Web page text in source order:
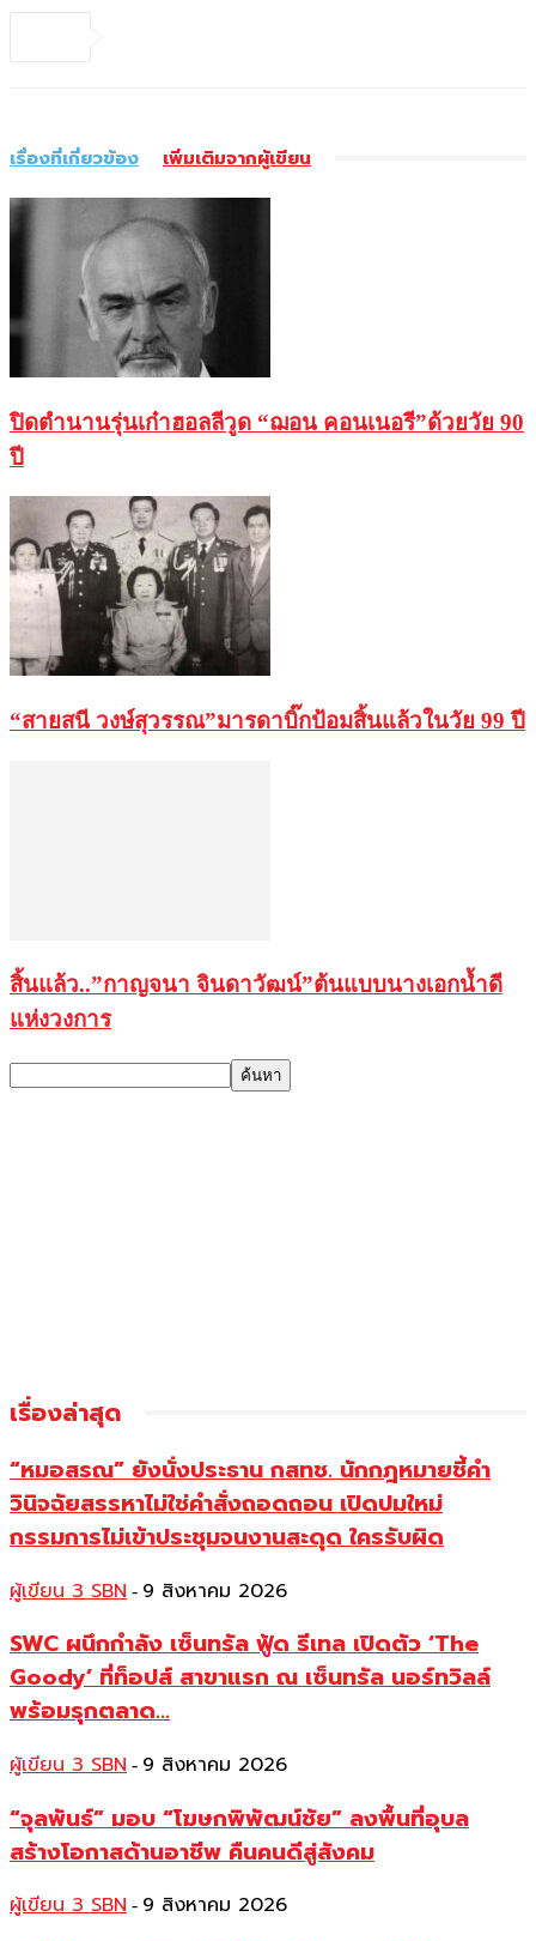
เรื่องที่เกี่ยวข้อง เพิ่มเติมจากผู้เขียน
ปิดตำนานรุ่นเก๋าฮอลลีวูด “ฌอน คอนเนอรี”ด้วยวัย 90
ปี
“สายสนี วงษ์สุวรรณ”มารดาบิ๊กป้อมสิ้นแล้วในวัย 99 ปี
สิ้นแล้ว..”กาญจนา จินดาวัฒน์”ต้นแบบนางเอกน้ำดี
แห่งวงการ
เรื่องล่าสุด
“หมอสรณ” ยังนั่งประธาน กสทช. นักกฎหมายชี้คำ
วินิจฉัยสรรหาไม่ใช่คำสั่งถอดถอน เปิดปมใหม่
กรรมการไม่เข้าประชุมจนงานสะดุด ใครรับผิด
ผู้เขียน 3 SBN - 9 สิงหาคม 2026
SWC ผนึกกำลัง เซ็นทรัล ฟู้ด รีเทล เปิดตัว ‘The
Goody’ ที่ท็อปส์ สาขาแรก ณ เซ็นทรัล นอร์ทวิลล์
พร้อมรุกตลาด...
ผู้เขียน 3 SBN - 9 สิงหาคม 2026
“จุลพันธ์” มอบ “โฆษกพิพัฒน์ชัย” ลงพื้นที่อุบล
สร้างโอกาสด้านอาชีพ คืนคนดีสู่สังคม
ผู้เขียน 3 SBN - 9 สิงหาคม 2026